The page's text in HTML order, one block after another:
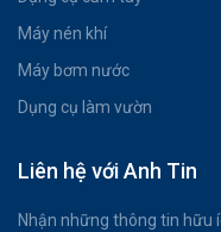
Máy nén khí
Máy bơm nước
Dụng cụ làm vườn
Liên hệ với Anh Tin
Nhận những thông tin hữu